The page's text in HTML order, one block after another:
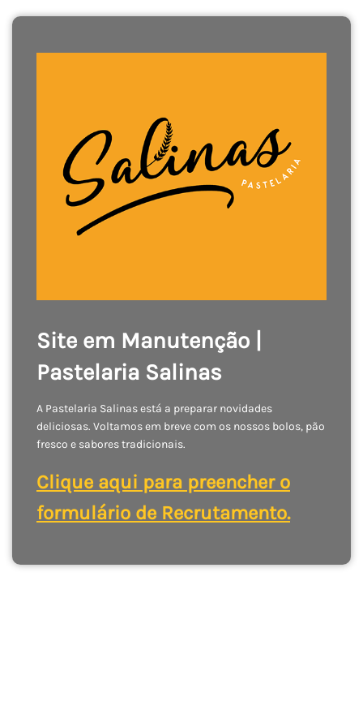
Site em Manutenção |
Pastelaria Salinas
A Pastelaria Salinas está a preparar novidades
deliciosas. Voltamos em breve com os nossos bolos, pão
fresco e sabores tradicionais.
Clique aqui para preencher o
formulário de Recrutamento.